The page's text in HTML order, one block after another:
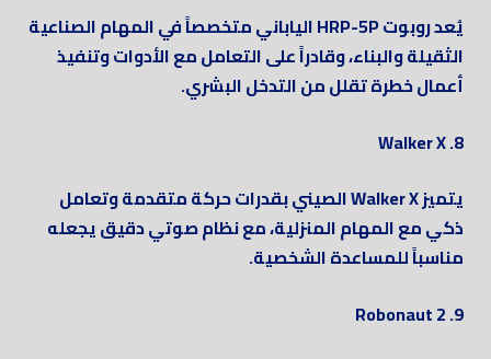
يُعد روبوت HRP-5P الياباني متخصصاً في المهام الصناعية
الثقيلة والبناء، وقادراً على التعامل مع الأدوات وتنفيذ
أعمال خطرة تقلل من التدخل البشري.
8. Walker X
يتميز Walker X الصيني بقدرات حركة متقدمة وتعامل
ذكي مع المهام المنزلية، مع نظام صوتي دقيق يجعله
مناسباً للمساعدة الشخصية.
9. Robonaut 2